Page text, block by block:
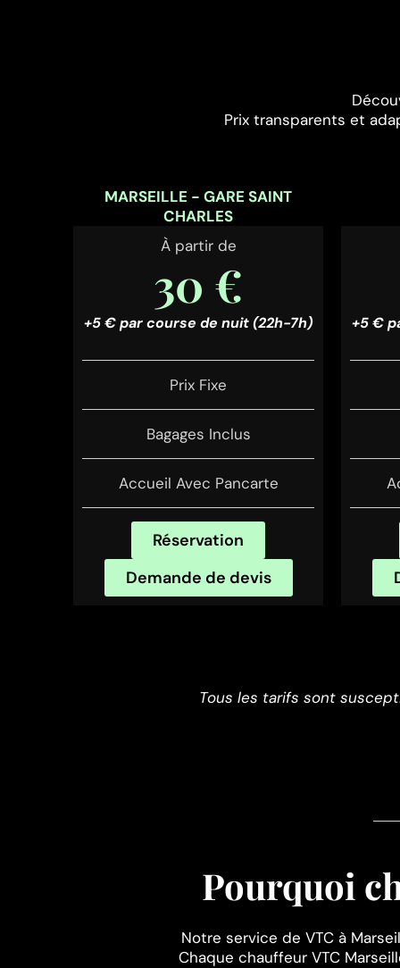
Prix transparents et
MARSEILLE - GARE SAINT
CHARLES
À partir de
30 €
+5 € par course de nuit (22h-7h)
Prix Fixe
Bagages Inclus
Accueil Avec Pancarte
Réservation
Demande de devis
+5 €
Tous les tarifs sont
Pourquoi
Notre service de VTC à
Chaque chauffeur VTC